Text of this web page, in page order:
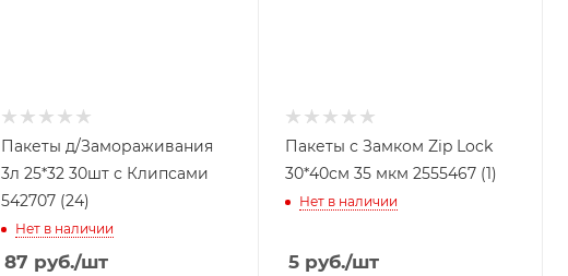
Пакеты д/Замораживания
3л 25*32 30шт с Клипсами
542707 (24)
Нет в наличии
87 руб./шт
Пакеты с Замком Zip Lock
30*40см 35 мкм 2555467 (1)
Нет в наличии
5руб./шт